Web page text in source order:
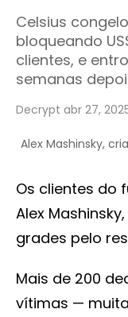
Celsius
bloqueando
clientes, e
semanas
Decrypt abr 27,
Alex Mashinsky,
Os clientes do
Alex
grades pelo
Mais de 200
vítimas —